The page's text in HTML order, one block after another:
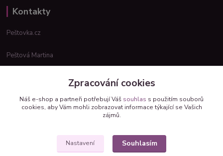
Kontakty
Peštovka.cz
Peštová Martina
Upravit sběr cookies.
Zpracování cookies
Náš e-shop a partneři potřebují Váš souhlas s použitím souborů
cookies, aby Vám mohli zobrazovat informace týkající se Vašich
zájmů.
Nastavení Souhlasím